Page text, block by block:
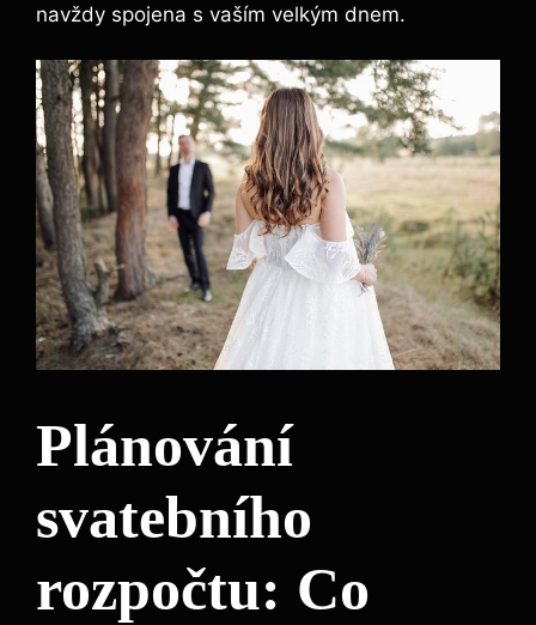
navždy spojena s vaším velkým dnem.
Plánování
svatebního
rozpočtu: Co